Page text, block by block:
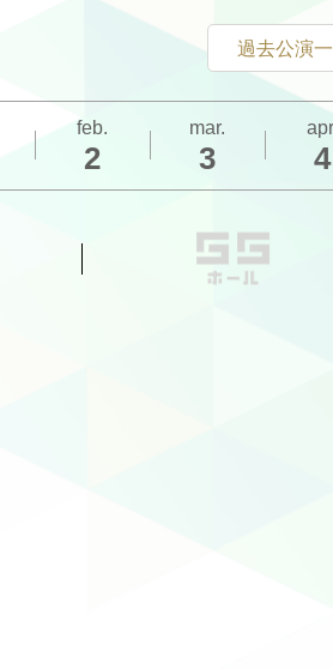
過去公演
feb.
2
mar.
3 4